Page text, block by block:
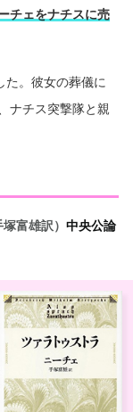
チェをナチスに売
。彼女の葬儀に
ナチス突撃隊と親
富雄訳） 中央公論